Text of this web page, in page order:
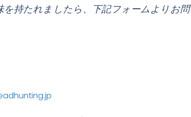
持たれましたら、下記フォームよりお